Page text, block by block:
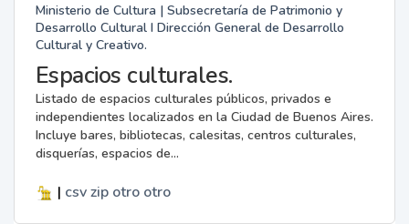
Ministerio de Cultura | Subsecretaría de Patrimonio y
Desarrollo Cultural I Dirección General de Desarrollo
Cultural y Creativo.
Espacios culturales.
Listado de espacios culturales públicos, privados e
independientes localizados en la Ciudad de Buenos Aires.
Incluye bares, bibliotecas, calesitas, centros culturales,
disquerías, espacios de...
| csv zip otro otro